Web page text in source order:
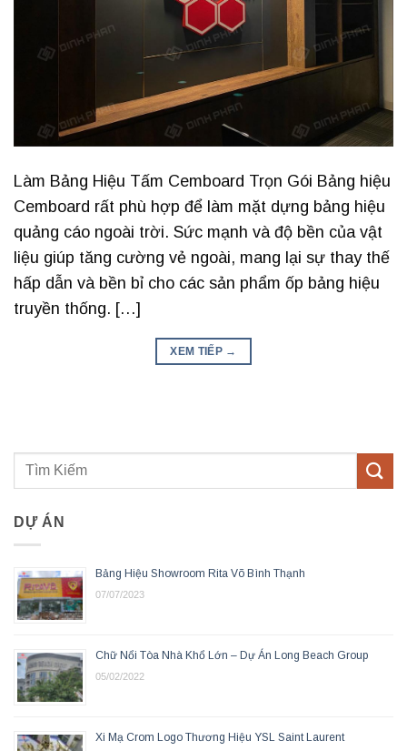
Làm Bảng Hiệu Tấm Cemboard Trọn Gói Bảng hiệu
Cemboard rất phù hợp để làm mặt dựng bảng hiệu
quảng cáo ngoài trời. Sức mạnh và độ bền của vật
liệu giúp tăng cường vẻ ngoài, mang lại sự thay thế
hấp dẫn và bền bỉ cho các sản phẩm ốp bảng hiệu
truyền thống. […]
XEM TIẾP →
DỰ ÁN
Bảng Hiệu Showroom Rita Võ Bình Thạnh
07/07/2023
Chữ Nổi Tòa Nhà Khổ Lớn – Dự Án Long Beach Group
05/02/2022
Xi Mạ Crom Logo Thương Hiệu YSL Saint Laurent